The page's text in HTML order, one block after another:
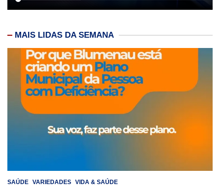
MAIS LIDAS DA SEMANA
SAÚDE VARIEDADES VIDA & SAÚDE